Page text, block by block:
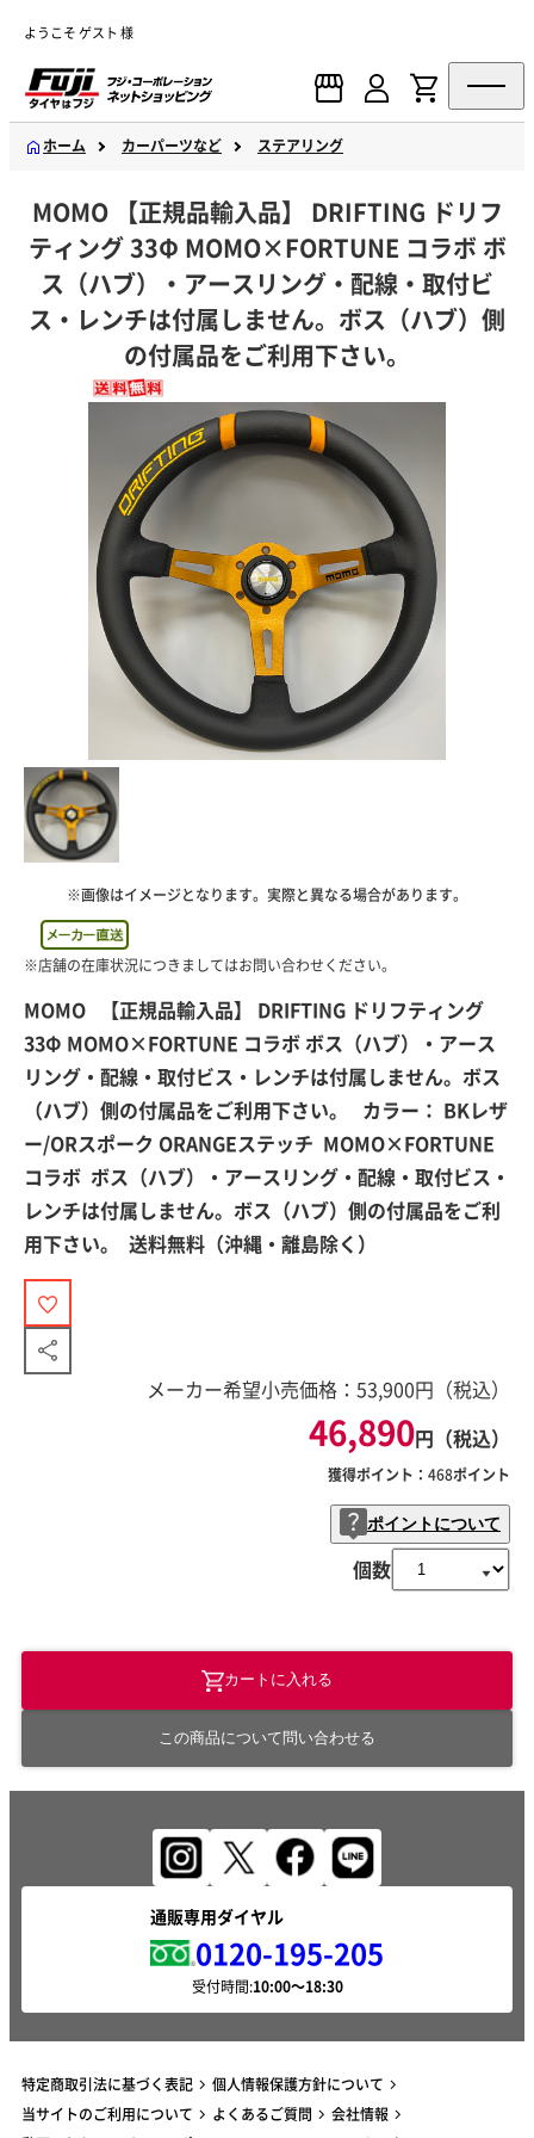
ようこそ ゲスト 様
ホーム カーパーツなど ステアリング
MOMO 【正規品輸入品】 DRIFTING ドリフ
ティング 33Φ MOMO×FORTUNE コラボ ボ
ス（ハブ）・アースリング・配線・取付ビ
ス・レンチは付属しません。ボス（ハブ）側
の付属品をご利用下さい。
※画像はイメージとなります。実際と異なる場合があります。
MOMO 【正規品輸入品】 DRIFTING ドリフティング
33Φ MOMO×FORTUNE コラボ ボス（ハブ）・アース
リング・配線・取付ビス・レンチは付属しません。ボス
（ハブ）側の付属品をご利用下さい。 カラー： BKレザ
ー/ORスポーク ORANGEステッチ MOMO×FORTUNE
コラボ ボス（ハブ）・アースリング・配線・取付ビス・
レンチは付属しません。ボス（ハブ）側の付属品をご利
用下さい。 送料無料（沖縄・離島除く）
メーカー希望小売価格： 53,900円（税込）
46,890円（税込）
獲得ポイント： 468ポイント
ポイントについて
個数
この商品について問い合わせる
カートに入れる
通販専用ダイヤル
0120-195-205
受付時間:
特定商取引法に基づく表記
個人情報保護方針について
当サイトのご利用について
よくあるご質問
会社情報